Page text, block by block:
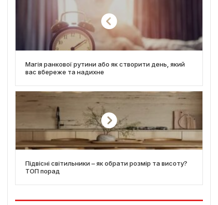
Магія ранкової рутини або як створити день, який
вас вбереже та надихне
Підвісні світильники – як обрати розмір та висоту?
ТОП порад